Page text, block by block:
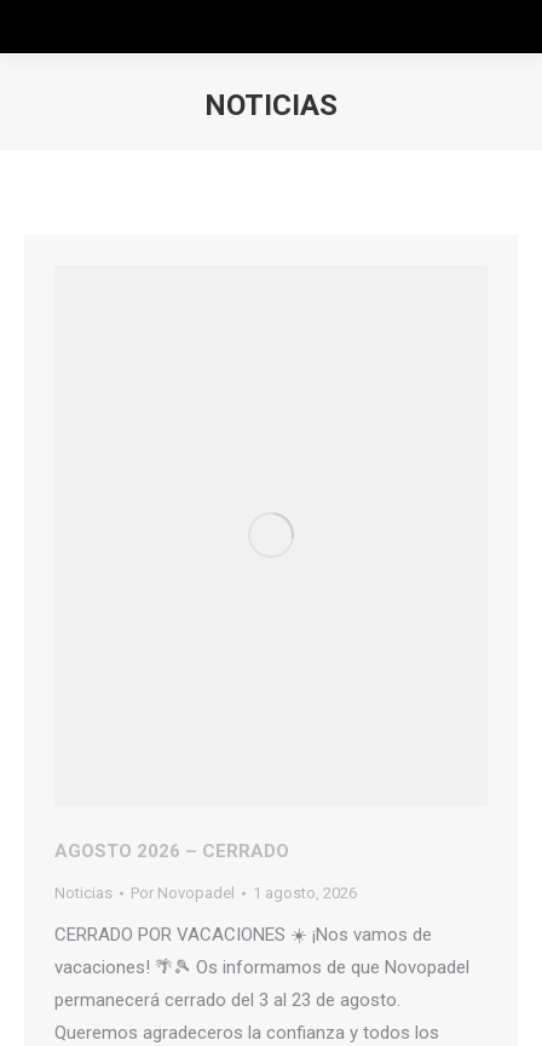
NOTICIAS
AGOSTO 2026 – CERRADO
Noticias Por Novopadel 1 agosto, 2026
CERRADO POR VACACIONES ☀️ ¡Nos vamos de
vacaciones! 🌴🎾 Os informamos de que Novopadel
permanecerá cerrado del 3 al 23 de agosto.
Queremos agradeceros la confianza y todos los